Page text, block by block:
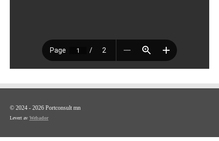
© 2024 - 2026 Portconsult mn
Levert av Webador